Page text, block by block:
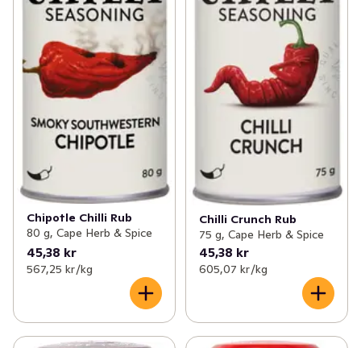
Chipotle Chilli Rub
80 g, Cape Herb & Spice
45,38 kr
567,25 kr /kg
Chilli Crunch Rub
75 g, Cape Herb & Spice
45,38 kr
605,07 kr /kg